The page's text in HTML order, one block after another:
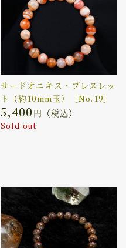
サードオニキス・ブレスレッ
ト（約10mm玉）［No.19］
5,400 円（税込）
Sold out